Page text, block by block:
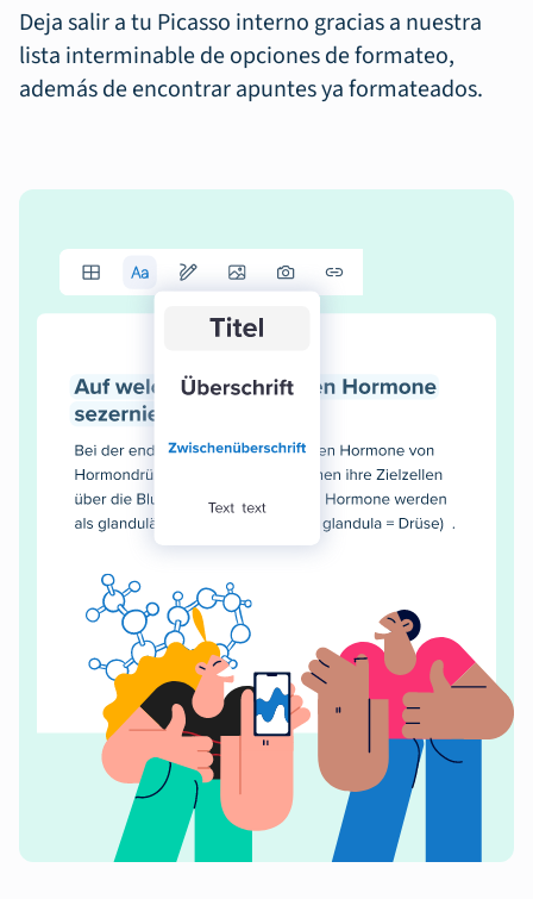
Deja salir a tu Picasso interno gracias a nuestra
lista interminable de opciones de formateo,
además de encontrar apuntes ya formateados.